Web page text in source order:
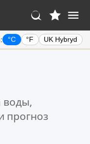
°C °F UK Hybryd
воды,
прогноз